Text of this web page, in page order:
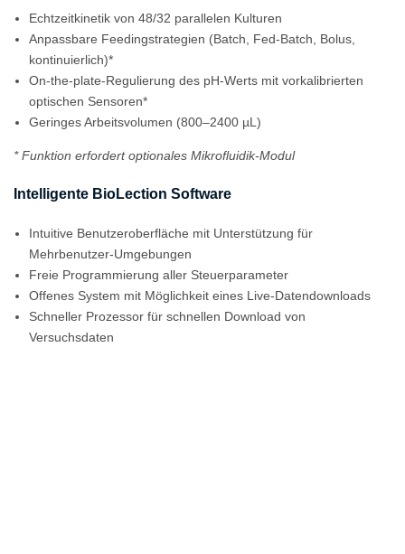
Echtzeitkinetik von 48/32 parallelen Kulturen
Anpassbare Feedingstrategien (Batch, Fed-Batch, Bolus,
kontinuierlich)*
On-the-plate-Regulierung des pH-Werts mit vorkalibrierten
optischen Sensoren*
Geringes Arbeitsvolumen (800–2400 µL)
* Funktion erfordert optionales Mikrofluidik-Modul
Intelligente BioLection Software
Intuitive Benutzeroberfläche mit Unterstützung für
Mehrbenutzer-Umgebungen
Freie Programmierung aller Steuerparameter
Offenes System mit Möglichkeit eines Live-Datendownloads
Schneller Prozessor für schnellen Download von
Versuchsdaten